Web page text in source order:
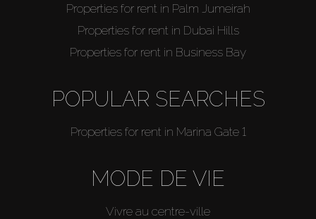
Properties for rent in Palm Jumeirah
Properties for rent in Dubai Hills
Properties for rent in Business Bay
POPULAR SEARCHES
Properties for rent in Marina Gate 1
MODE DE VIE
Vivre au centre-ville